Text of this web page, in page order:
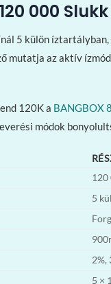
000
5 külön
mutatja az aktív
120K a BANGBOX
módok
120
5
2%,
5 ×